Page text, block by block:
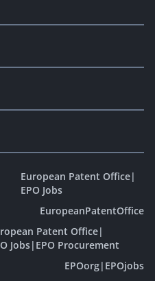
European Patent Office|
EPO Jobs
EuropeanPatentOffice
Patent Office|
Jobs| EPO Procurement
EPOorg| EPOjobs